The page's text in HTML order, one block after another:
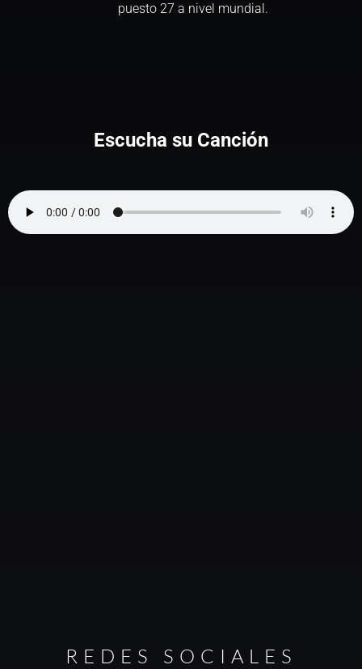
puesto 27 a nivel mundial.
Escucha su Canción
REDES SOCIALES